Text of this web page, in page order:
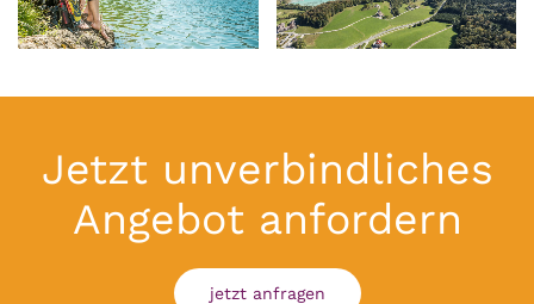
Jetzt unverbindliches
Angebot anfordern
jetzt anfragen